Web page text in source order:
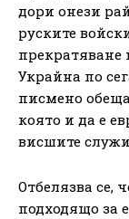
дори онези
руските
прекратяване
Украйна по
писмено
която и да е
висшите
Отбелязва се,
подходящо за